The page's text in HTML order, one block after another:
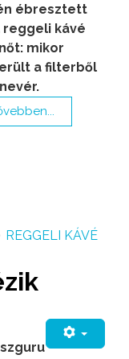
ébresztett
reggeli kávé
mikor
a filterből
REGGELI KÁVÉ